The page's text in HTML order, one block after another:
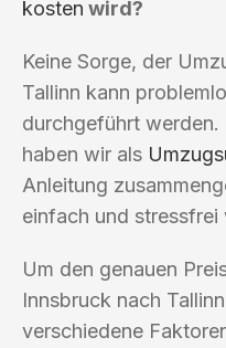
kosten wird?
Keine Sorge, der
Tallinn kann
durchgeführt werden.
haben wir als
Anleitung
einfach und
Um den genauen
Innsbruck nach
verschiedene